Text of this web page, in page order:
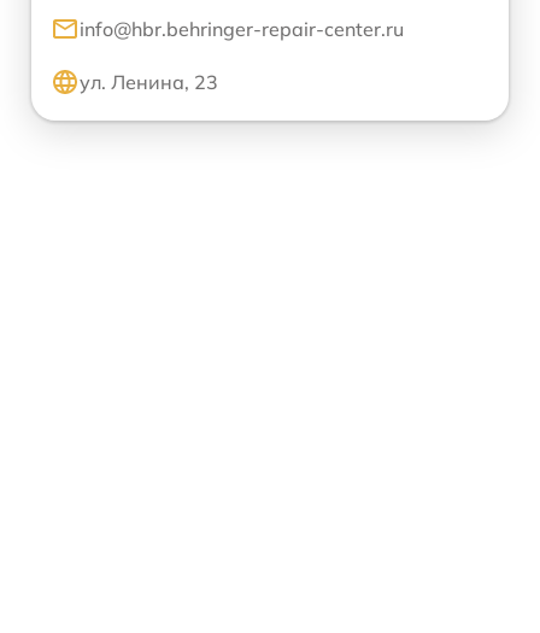
info@hbr.behringer-repair-center.ru
ул. Ленина, 23